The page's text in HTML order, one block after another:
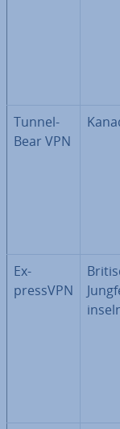
Tun­nel­
Bear VPN
Ex­
pressVPN